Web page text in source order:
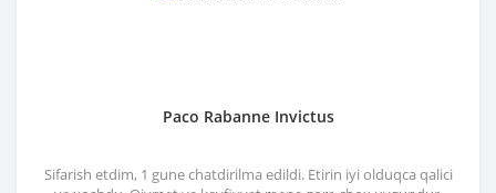
Paco Rabanne Invictus
Sifarish etdim, 1 gune chatdirilma edildi. Etirin iyi olduqca qalici